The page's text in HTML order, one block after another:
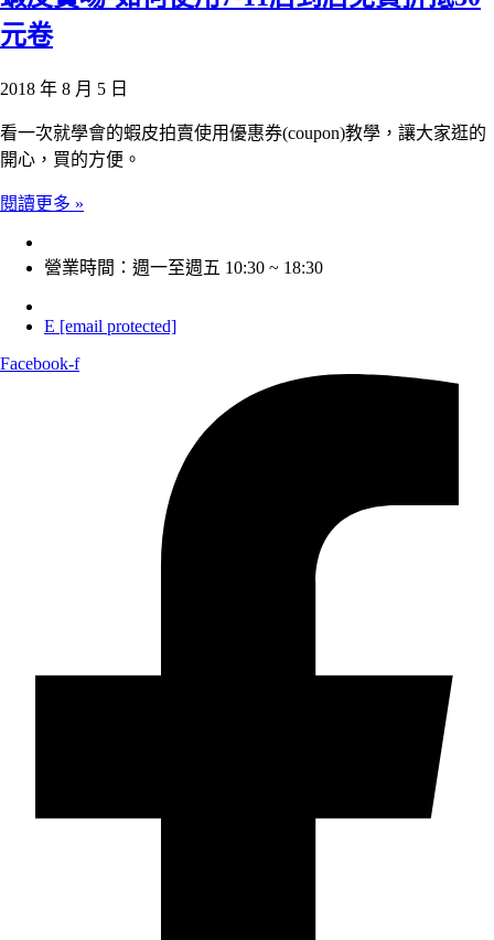
元卷
2018 年 8 月 5 日
看一次就學會的蝦皮拍賣使用優惠券(coupon)教學，讓大家逛的
開心，買的方便。
閱讀更多 »
營業時間：週一至週五 10:30 ~ 18:30
E [email protected]
Facebook-f